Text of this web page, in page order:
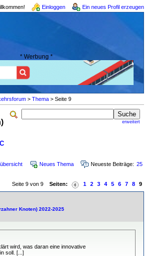
Einloggen Ein neues Profil erzeugen
* Werbung *
> Thema > Seite 9
erweitert
Neues Thema Neueste Beiträge: 25
Seite 9 von 9 Seiten: 1 2 3 4 5 6 7 8 9
Knoten) 2022-2025
wird, was daran eine innovative
soll. [...]